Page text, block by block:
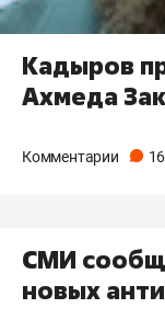
Кадыров
Ахмеда
Комментарии 16
СМИ
новых